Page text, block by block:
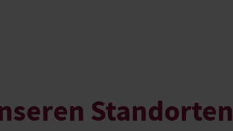
Standorten